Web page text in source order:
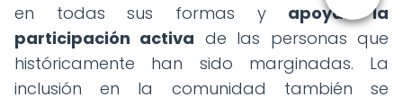
en todas sus formas y apoyar la
participación activa de las personas que
históricamente han sido marginadas. La
inclusión en la comunidad también se